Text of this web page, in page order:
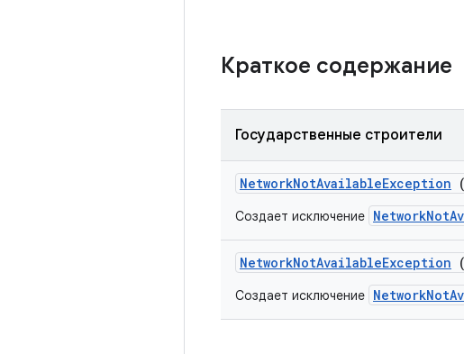
Краткое содержание
Государственные строители
NetworkNotAvailableException
Создает исключение
NetworkNotAvailableException
Создает исключение